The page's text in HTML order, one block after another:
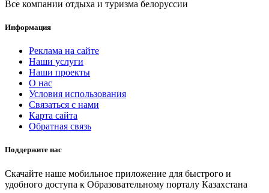
Все компании отдыха и туризма белоруссии
Информация
Реклама на сайте
Наши услуги
Наши проекты
О нас
Условия использования
Связаться с нами
Карта сайта
Обратная связь
Поддержите нас
Скачайте наше мобильное приложение для быстрого и
удобного доступа к Образовательному порталу Казахстана